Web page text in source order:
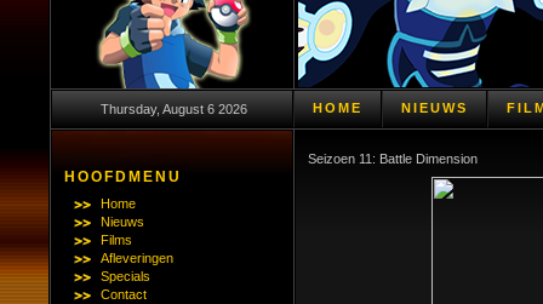
Thursday, August 6 2026 HOME NIEUWS
HOOFDMENU
Home
Nieuws
Films
Afleveringen
Specials
Contact
Seizoen 11: Battle Dimension